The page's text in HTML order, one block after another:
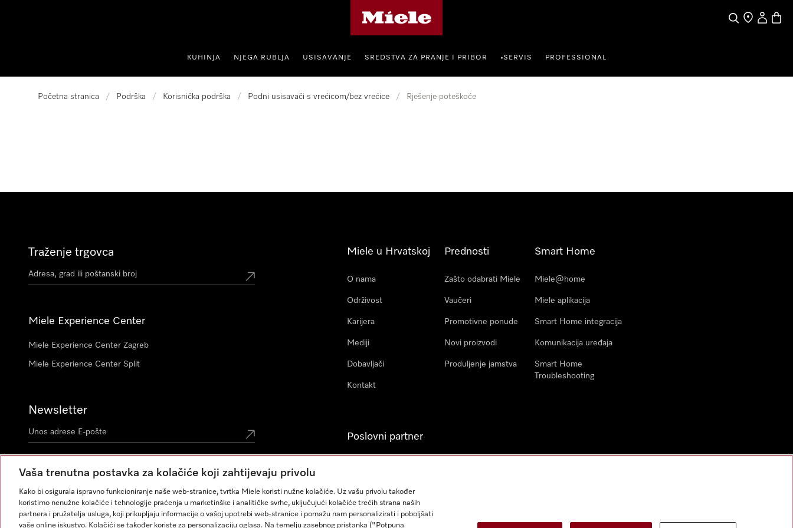
PretragaTraženjeKorisnički
KUHINJA NJEGA RUBLJA USISAVANJE SREDSTVA ZA PRANJE I PRIBOR •SERVIS PROFESSIONAL
Početna stranica / Podrška / Korisnička podrška / Podni usisavači s vrećicom/bez vrećice / Rješenje poteškoće
Traženje trgovca
Miele Experience Center
Miele Experience Center Zagreb
Miele Experience Center Split
Newsletter
Miele u Hrvatskoj
O nama
Održivost
Karijera
Mediji
Dobavljači
Kontakt
Prednosti
Zašto odabrati Miele
Vaučeri
Promotivne ponude
Novi proizvodi
Produljenje jamstva
Smart Home
Miele@home
Miele aplikacija
Smart Home integracija
Komunikacija uređaja
Smart Home
Troubleshooting
Poslovni partner
građevinskih radova
Vaša trenutna postavka za kolačiće koji zahtijevaju privolu
Kako bi osigurala ispravno funkcioniranje naše web-stranice, tvrtka Miele koristi nužne kolačiće. Uz vašu privolu također
koristimo nenužne kolačiće i tehnologije praćenja u marketinške i analitičke svrhe, uključujući kolačiće trećih strana naših
partnera i pružatelja usluga, koji prikupljaju informacije o vašoj upotrebi web-stranice i pomažu nam personalizirati i poboljšati
vaše online iskustvo. Kolačići se također koriste za personalizaciju oglasa. Na temelju zasebnog pristanka ("Potpuna